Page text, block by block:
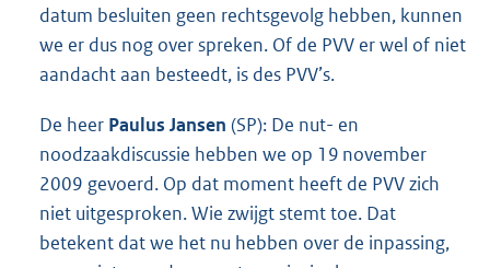
datum besluiten geen rechtsgevolg hebben, kunnen
we er dus nog over spreken. Of de PVV er wel of niet
aandacht aan besteedt, is des PVV’s.
De heer Paulus Jansen (SP): De nut- en
noodzaakdiscussie hebben we op 19 november
2009 gevoerd. Op dat moment heeft de PVV zich
niet uitgesproken. Wie zwijgt stemt toe. Dat
betekent dat we het nu hebben over de inpassing,